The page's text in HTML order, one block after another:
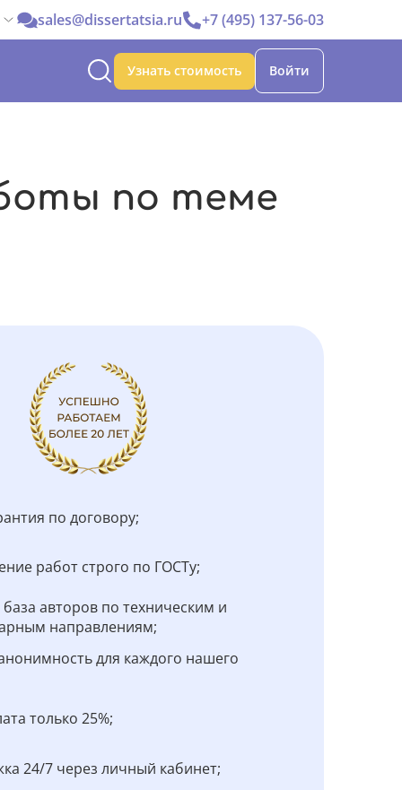
sales@dissertatsia.ru +7 (495) 137-56-03
Узнать стоимость Войти
по теме
по договору;
работ строго по ГОСТу;
авторов по техническим и
направлениям;
для каждого нашего
только 25%;
24/7 через личный кабинет;